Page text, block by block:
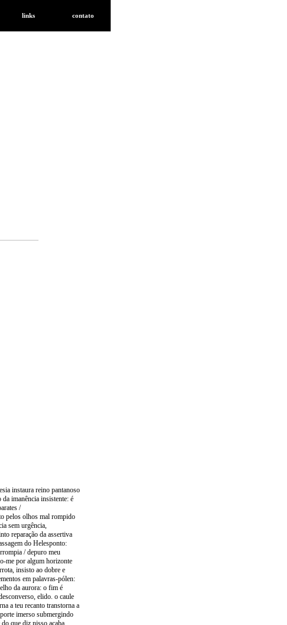
links contato
instaura reino pantanoso
imanência insistente: é
/
pelos olhos mal rompido
sem urgência,
reparação da assertiva
do Helesponto:
/ depuro meu
me por algum horizonte
insisto ao dobre e
em palavras-pólen:
da aurora: o fim é
elido. o caule
a teu recanto transtorna a
imerso submergindo
do que diz nisso acaba